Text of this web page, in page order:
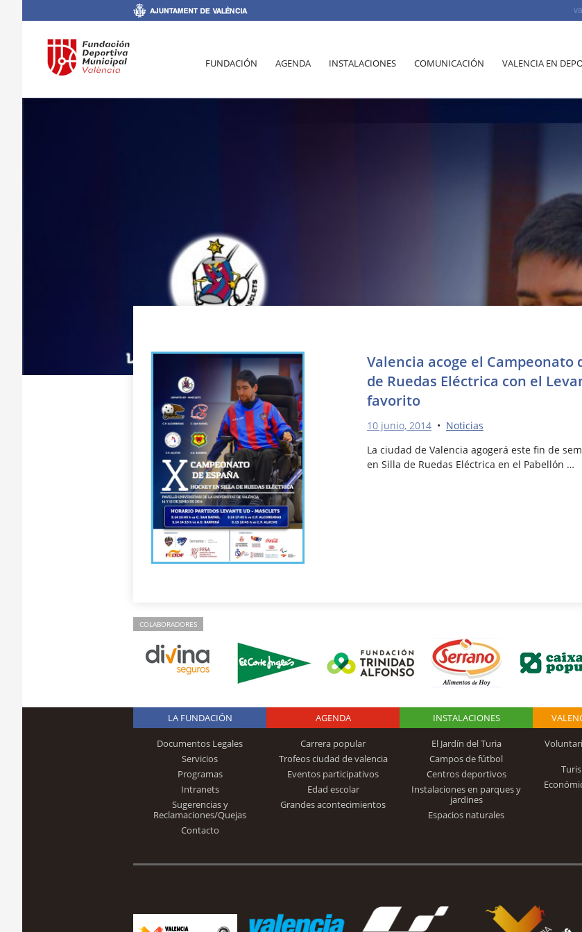
val
FUNDACIÓN AGENDA INSTALACIONES COMUNICACIÓN VALENCIA EN
Valencia acoge el Campeonato
de Ruedas Eléctrica con el
favorito
10 junio, 2014• Noticias
La ciudad de Valencia agogerá este fin de
en Silla de Ruedas Eléctrica en el Pabellón …
COLABORADORES
Logo Fundación
Trinidad Alfonso
LA FUNDACIÓN
Documentos Legales
Servicios
Programas
Intranets
Sugerencias y
Reclamaciones/Quejas
Contacto
AGENDA
Carrera popular
Trofeos ciudad de valencia
Eventos participativos
Edad escolar
Grandes acontecimientos
INSTALACIONES
El Jardín del Turia
Campos de fútbol
Centros deportivos
Instalaciones en parques y
jardines
Espacios naturales